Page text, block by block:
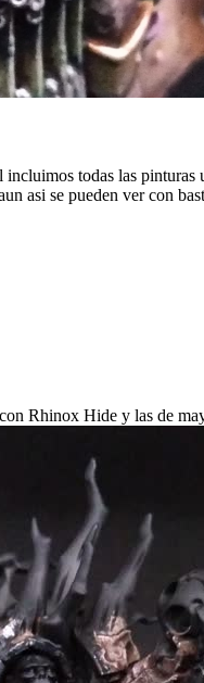
todas las
asi se pueden ver con
Rhinox Hide y las de